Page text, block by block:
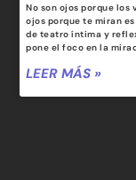
No son ojos porque los
ojos porque te miran
de teatro íntima y
pone el foco en la
LEER MÁS »